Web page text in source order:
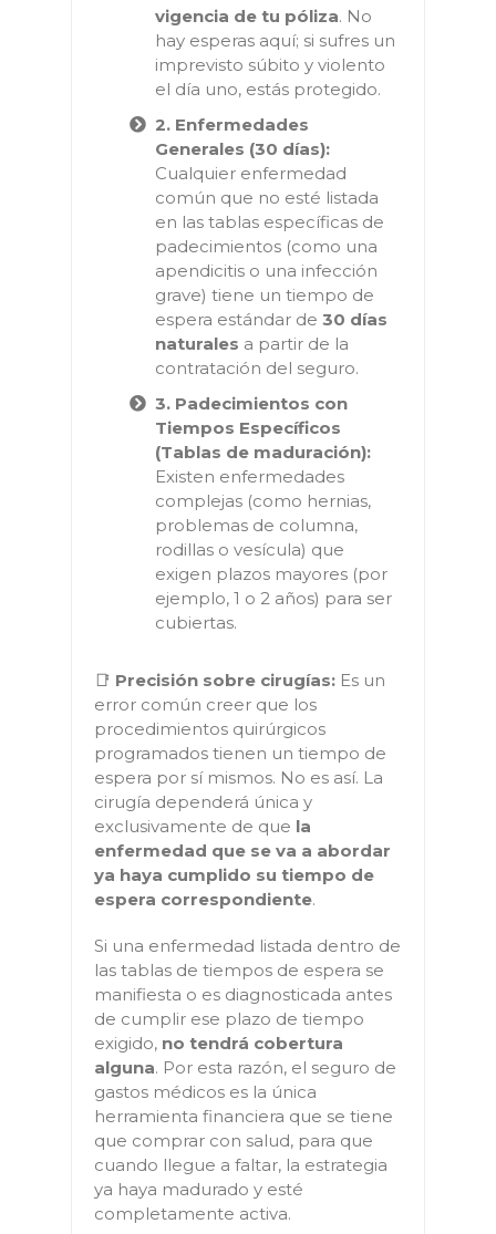
vigencia de tu póliza. No
hay esperas aquí; si sufres un
imprevisto súbito y violento
el día uno, estás protegido.
2. Enfermedades
Generales (30 días):
Cualquier enfermedad
común que no esté listada
en las tablas específicas de
padecimientos (como una
apendicitis o una infección
grave) tiene un tiempo de
espera estándar de 30 días
naturales a partir de la
contratación del seguro.
3. Padecimientos con
Tiempos Específicos
(Tablas de maduración):
Existen enfermedades
complejas (como hernias,
problemas de columna,
rodillas o vesícula) que
exigen plazos mayores (por
ejemplo, 1 o 2 años) para ser
cubiertas.
📑 Precisión sobre cirugías: Es un
error común creer que los
procedimientos quirúrgicos
programados tienen un tiempo de
espera por sí mismos. No es así. La
cirugía dependerá única y
exclusivamente de que la
enfermedad que se va a abordar
ya haya cumplido su tiempo de
espera correspondiente.
Si una enfermedad listada dentro de
las tablas de tiempos de espera se
manifiesta o es diagnosticada antes
de cumplir ese plazo de tiempo
exigido, no tendrá cobertura
alguna. Por esta razón, el seguro de
gastos médicos es la única
herramienta financiera que se tiene
que comprar con salud, para que
cuando llegue a faltar, la estrategia
ya haya madurado y esté
completamente activa.